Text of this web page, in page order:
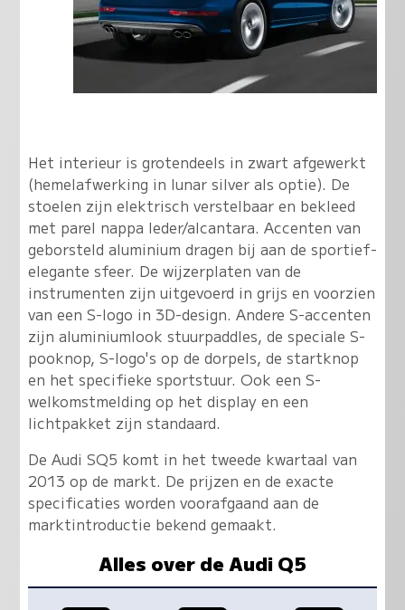
Het interieur is grotendeels in zwart afgewerkt
(hemelafwerking in lunar silver als optie). De
stoelen zijn elektrisch verstelbaar en bekleed
met parel nappa leder/alcantara. Accenten van
geborsteld aluminium dragen bij aan de sportief-
elegante sfeer. De wijzerplaten van de
instrumenten zijn uitgevoerd in grijs en voorzien
van een S-logo in 3D-design. Andere S-accenten
zijn aluminiumlook stuurpaddles, de speciale S-
pooknop, S-logo's op de dorpels, de startknop
en het specifieke sportstuur. Ook een S-
welkomstmelding op het display en een
lichtpakket zijn standaard.
De Audi SQ5 komt in het tweede kwartaal van
2013 op de markt. De prijzen en de exacte
specificaties worden voorafgaand aan de
marktintroductie bekend gemaakt.
Alles over de Audi Q5